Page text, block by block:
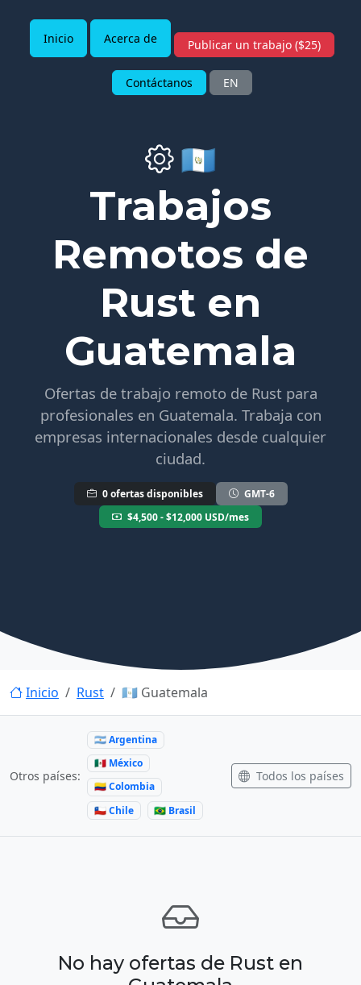
Inicio Acerca de Publicar un trabajo ($25)
Contáctanos EN
🇬🇹
Trabajos
Remotos de
Rust en
Guatemala
Ofertas de trabajo remoto de Rust para
profesionales en Guatemala. Trabaja con
empresas internacionales desde cualquier
ciudad.
0 ofertas disponibles
GMT-6
$4,500 - $12,000 USD/mes
Inicio Rust 🇬🇹 Guatemala
Otros países:
🇦🇷 Argentina
🇲🇽 México
🇨🇴 Colombia
🇨🇱 Chile
🇧🇷 Brasil
Todos los países
No hay ofertas de Rust en